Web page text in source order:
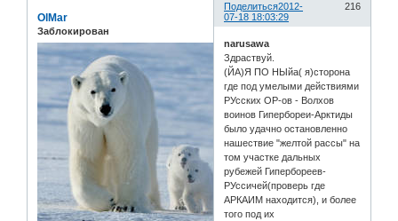
Поделиться 216
2012-
07-18 18:03:29
OlMar
Заблокирован
narusawa
Здраствуй.
(ЙА)Я ПО НЫйа( я)сторона
где под умелыми действиями
РУсских ОР-ов - Волхов
воинов Гипербореи-Арктиды
было удачно остановленно
нашествие "желтой рассы" на
том участке дальных
рубежей Гипербореев-
РУссичей(проверь где
АРКАИМ находится), и более
того под их